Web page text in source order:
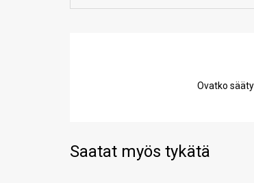
Ovatko
Saatat myös tykätä